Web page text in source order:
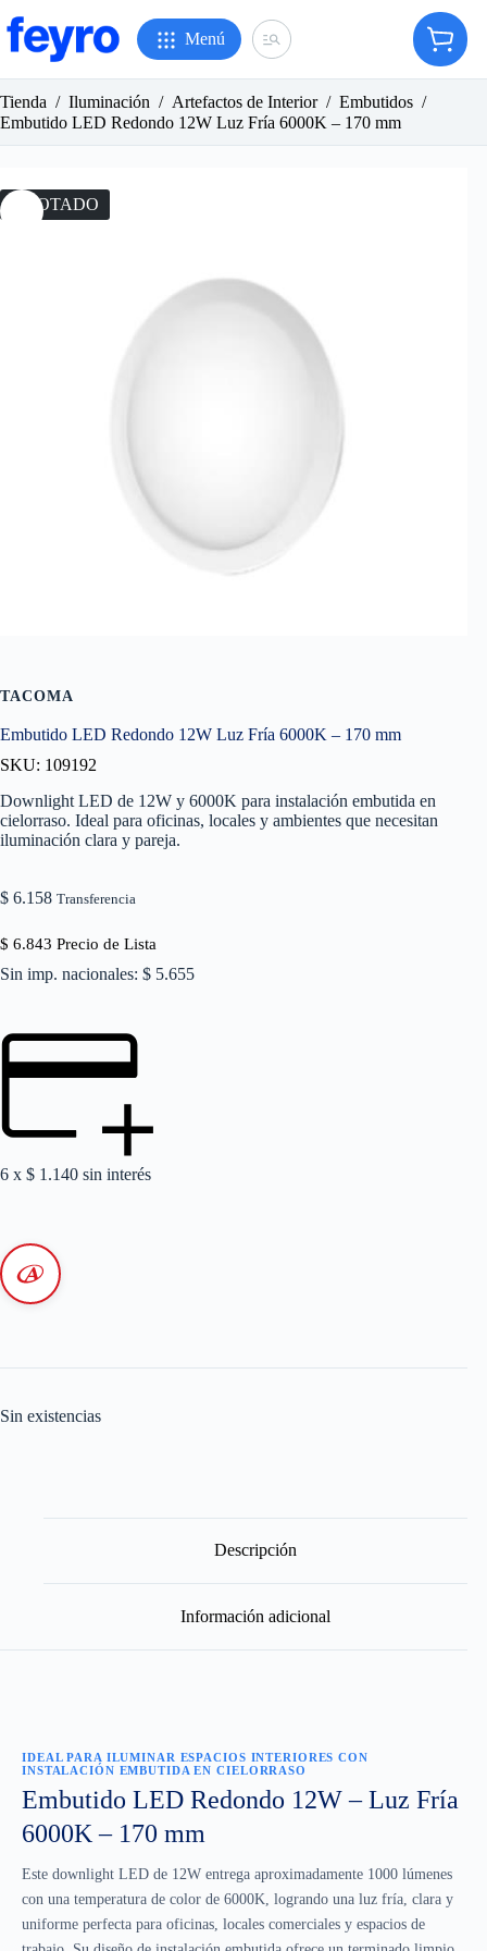
al
contenido
Menú
Carro
de
Tienda / Iluminación / Artefactos de Interior / Embutidos /
Embutido LED Redondo 12W Luz Fría 6000K – 170 mm
AGOTADO
TACOMA
Embutido LED Redondo 12W Luz Fría 6000K – 170 mm
SKU: 109192
Downlight LED de 12W y 6000K para instalación embutida en
cielorraso. Ideal para oficinas, locales y ambientes que necesitan
iluminación clara y pareja.
$ 6.158 Transferencia
$ 6.843 Precio de Lista
Sin imp. nacionales: $ 5.655
6 x $ 1.140 sin interés
Sin existencias
Descripción
Información adicional
IDEAL PARA ILUMINAR ESPACIOS INTERIORES CON
INSTALACIÓN EMBUTIDA EN CIELORRASO
Embutido LED Redondo 12W – Luz Fría
6000K – 170 mm
Este downlight LED de 12W entrega aproximadamente 1000 lúmenes
con una temperatura de color de 6000K, logrando una luz fría, clara y
uniforme perfecta para oficinas, locales comerciales y espacios de